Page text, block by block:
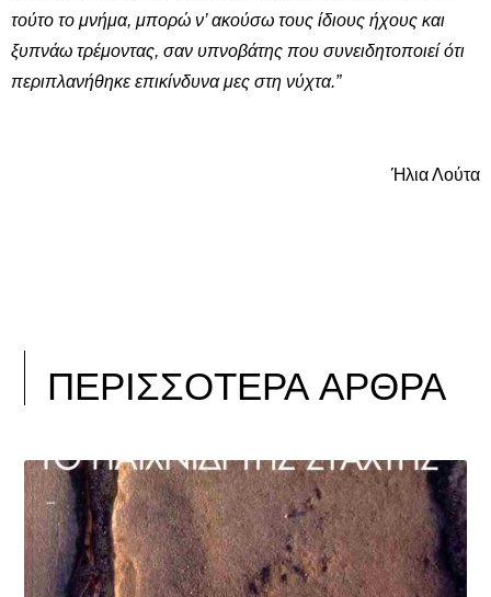
τούτο το μνήμα, μπορώ ν’ ακούσω τους ίδιους ήχους και
ξυπνάω τρέμοντας, σαν υπνοβάτης που συνειδητοποιεί ότι
περιπλανήθηκε επικίνδυνα μες στη νύχτα.”
Ήλια Λούτα
ΠΕΡΙΣΣΟΤΕΡΑ ΑΡΘΡΑ